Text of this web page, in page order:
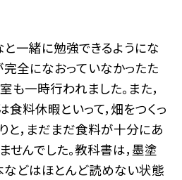
一緒に勉強できるようにな
完全になおっていなかったた
も一時行われました。また，
食料休暇といって，畑をつくっ
と，まだまだ食料が十分にあ
せんでした。教科書は，墨塗
どはほとんど読めない状態